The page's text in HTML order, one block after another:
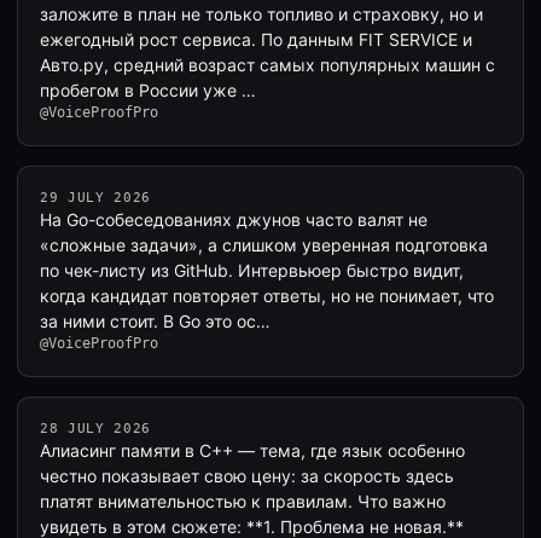
заложите в план не только топливо и страховку, но и
ежегодный рост сервиса. По данным FIT SERVICE и
Авто.ру, средний возраст самых популярных машин с
пробегом в России уже …
@VoiceProofPro
29 JULY 2026
На Go-собеседованиях джунов часто валят не
«сложные задачи», а слишком уверенная подготовка
по чек-листу из GitHub. Интервьюер быстро видит,
когда кандидат повторяет ответы, но не понимает, что
за ними стоит. В Go это ос…
@VoiceProofPro
28 JULY 2026
Алиасинг памяти в C++ — тема, где язык особенно
честно показывает свою цену: за скорость здесь
платят внимательностью к правилам. Что важно
увидеть в этом сюжете: **1. Проблема не новая.**